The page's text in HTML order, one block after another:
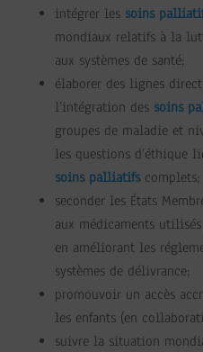
intégrer les soins
mondiaux relatifs à la
aux systèmes de santé;
élaborer des lignes
l’intégration des soins
groupes de maladie et
les questions d’éthique
soins palliatifscomplets;
seconder les États
aux médicaments
en améliorant les
systèmes de délivrance;
promouvoir un accès
les enfants (en
suivre la situation